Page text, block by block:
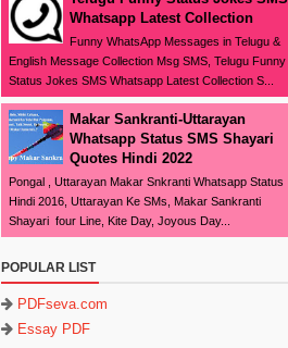
Whatsapp Latest Collection
Funny WhatsApp Messages in Telugu &
English Message Collection Msg SMS, Telugu Funny
Status Jokes SMS Whatsapp Latest Collection S...
Makar Sankranti-Uttarayan
Whatsapp Status SMS Shayari
Quotes Hindi 2022
Pongal , Uttarayan Makar Snkranti Whatsapp Status
Hindi 2016, Uttarayan Ke SMs, Makar Sankranti
Shayari four Line, Kite Day, Joyous Day...
POPULAR LIST
PDFseva.com
Essay PDF